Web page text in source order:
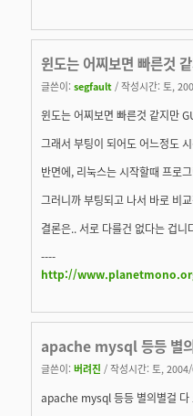
윈도는 어찌보면 빠른것
글쓴이: segfault / 작성시간: 토,
윈도는 어찌보면 빠른것 같지만
그래서 부팅이 되어도 어느정도
반면에, 리눅스는 시작할때 프로
그러니까 부팅되고 나서 바로 비
결론은.. 서로 다를건 없다는 겁니
----
http://
apache mysql 등등 별
글쓴이: 버려진 / 작성시간: 토,
apache mysql 등등 별의별걸 다